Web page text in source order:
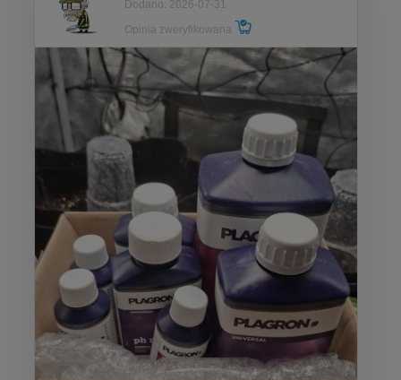
Dodano: 2026-07-31
Opinia zweryfikowana